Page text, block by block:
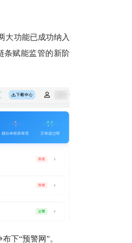
大功能已成功纳入
条赋能监管的新阶
下“预警网”。